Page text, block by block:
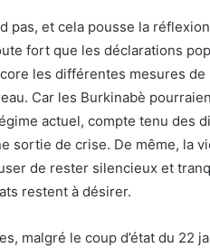
pas, et cela pousse la
fort que les déclarations
les différentes mesures
Car les Burkinabè
actuel, compte tenu des
sortie de crise. De même, la
de rester silencieux et
restent à désirer.
malgré le coup d’état du 22